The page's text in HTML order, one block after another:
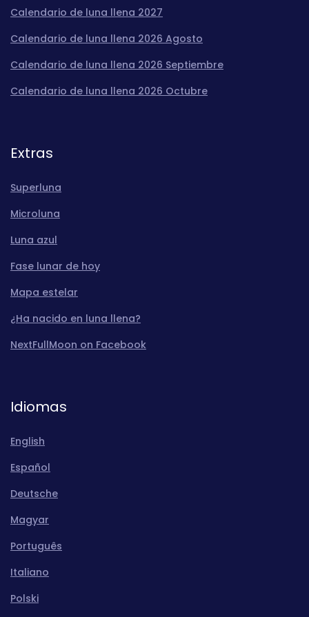
Calendario de luna llena 2027
Calendario de luna llena 2026 Agosto
Calendario de luna llena 2026 Septiembre
Calendario de luna llena 2026 Octubre
Extras
Superluna
Microluna
Luna azul
Fase lunar de hoy
Mapa estelar
¿Ha nacido en luna llena?
NextFullMoon on Facebook
Idiomas
English
Español
Deutsche
Magyar
Português
Italiano
Polski